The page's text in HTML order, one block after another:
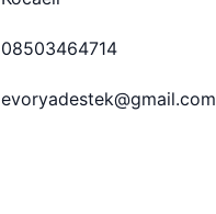
08503464714
evoryadestek@gmail.com